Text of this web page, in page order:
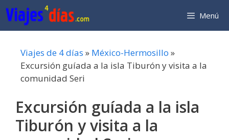
Saltar
al
contenido
Menú
Viajes de 4 días » México-Hermosillo »
Excursión guíada a la isla Tiburón y visita a la
comunidad Seri
Excursión guíada a la isla
Tiburón y visita a la